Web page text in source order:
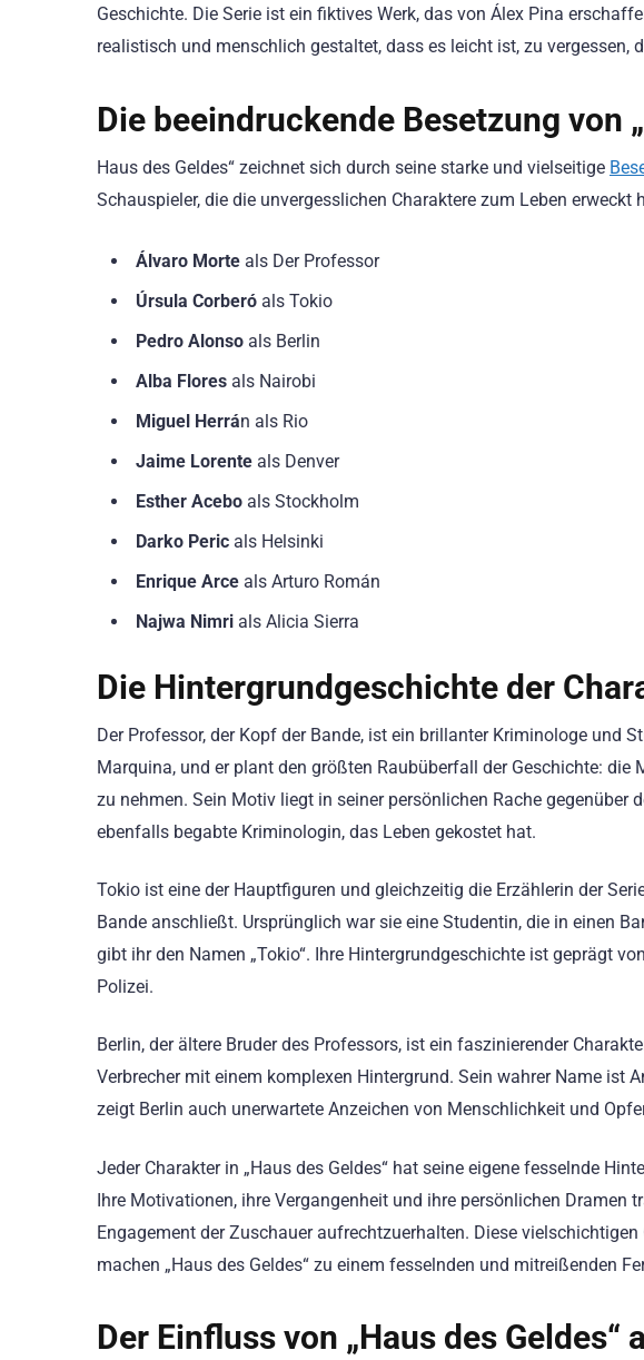
Geschichte. Die Serie ist ein fiktives Werk, das von Álex Pina
realistisch und menschlich gestaltet, dass es leicht ist, zu vergessen,
Die beeindruckende Besetzung von
Haus des Geldes“ zeichnet sich durch seine starke und vielseitige
Schauspieler, die die unvergesslichen Charaktere zum Leben erweckt
Álvaro Morte als Der Professor
Úrsula Corberó als Tokio
Pedro Alonso als Berlin
Alba Flores als Nairobi
Miguel Herrán als Rio
Jaime Lorente als Denver
Esther Acebo als Stockholm
Darko Peric als Helsinki
Enrique Arce als Arturo Román
Najwa Nimri als Alicia Sierra
Die Hintergrundgeschichte der
Der Professor, der Kopf der Bande, ist ein brillanter Kriminologe und
Marquina, und er plant den größten Raubüberfall der Geschichte:
zu nehmen. Sein Motiv liegt in seiner persönlichen Rache gegenüber
ebenfalls begabte Kriminologin, das Leben gekostet hat.
Tokio ist eine der Hauptfiguren und gleichzeitig die Erzählerin der
Bande anschließt. Ursprünglich war sie eine Studentin, die in einen
gibt ihr den Namen „Tokio“. Ihre Hintergrundgeschichte ist geprägt
Polizei.
Berlin, der ältere Bruder des Professors, ist ein faszinierender
Verbrecher mit einem komplexen Hintergrund. Sein wahrer Name ist
zeigt Berlin auch unerwartete Anzeichen von Menschlichkeit und
Jeder Charakter in „Haus des Geldes“ hat seine eigene fesselnde
Ihre Motivationen, ihre Vergangenheit und ihre persönlichen Dramen
Engagement der Zuschauer aufrechtzuerhalten. Diese
machen „Haus des Geldes“ zu einem fesselnden und mitreißenden
Der Einfluss von „Haus des